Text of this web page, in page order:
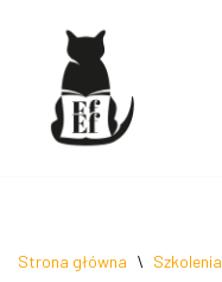
Przejdź
treści
Strona główna \ Szkolenia